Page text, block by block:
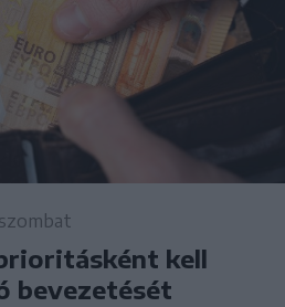
kell
bevezetését